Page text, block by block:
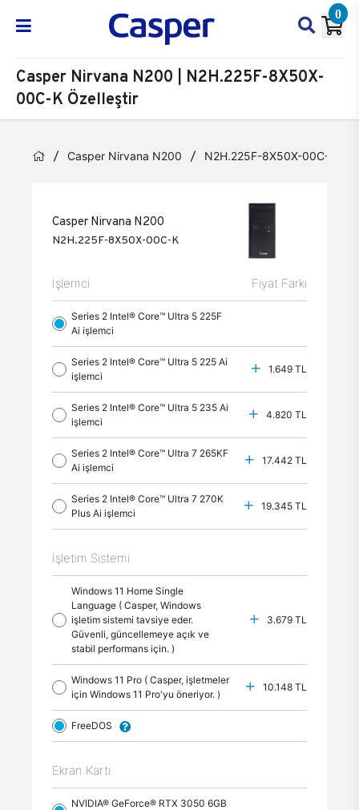
0
Casper Nirvana N200 | N2H.225F-8X50X-
00C-K Özelleştir
Casper Nirvana N200 N2H.225F-8X50X-00C-K
Casper Nirvana N200
N2H.225F-8X50X-00C-K
İşlemci Fiyat Farkı
Series 2 Intel® Core™ Ultra 5 225F
Ai işlemci
Series 2 Intel® Core™ Ultra 5 225 Ai
işlemci
1.649 TL
Series 2 Intel® Core™ Ultra 5 235 Ai
işlemci
4.820 TL
Series 2 Intel® Core™ Ultra 7 265KF
Ai işlemci
17.442 TL
Series 2 Intel® Core™ Ultra 7 270K
Plus Ai işlemci
19.345 TL
İşletim Sistemi
Windows 11 Home Single
Language ( Casper, Windows
işletim sistemi tavsiye eder.
Güvenli, güncellemeye açık ve
stabil performans için. )
3.679 TL
Windows 11 Pro ( Casper, işletmeler
için Windows 11 Pro'yu öneriyor. )
10.148 TL
FreeDOS
Ekran Kartı
NVIDIA® GeForce® RTX 3050 6GB